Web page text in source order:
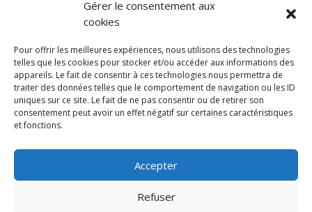
Gérer le consentement aux
cookies
Pour offrir les meilleures expériences, nous utilisons des technologies
telles que les cookies pour stocker et/ou accéder aux informations des
appareils. Le fait de consentir à ces technologies nous permettra de
traiter des données telles que le comportement de navigation ou les ID
uniques sur ce site. Le fait de ne pas consentir ou de retirer son
consentement peut avoir un effet négatif sur certaines caractéristiques
et fonctions.
Accepter
Refuser
Diable électrique
Chariot manutention
CGV
Mentions légales
Politique de confidentialité et protection des
données
Paiement sécurisé
Gérer mes cookies
© 2025 MNG SORARE. Tous droits réservés. Prix
affichés en euros et hors TVA. Site dédié aux